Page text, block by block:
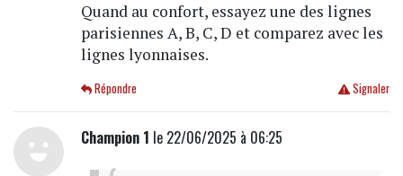
Quand au confort, essayez une des lignes
parisiennes A, B, C, D et comparez avec les
lignes lyonnaises.
Signaler
Répondre
Champion 1 le 22/06/2025 à 06:25